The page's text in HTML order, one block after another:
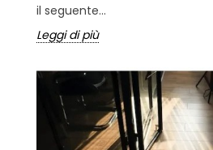
il seguente...
Leggi di più